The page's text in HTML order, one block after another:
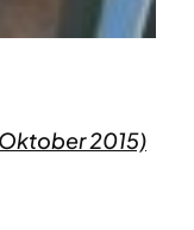
2015)